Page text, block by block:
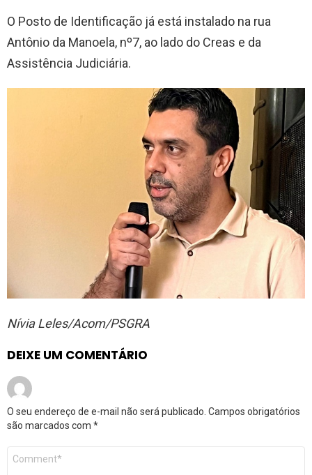
O Posto de Identificação já está instalado na rua
Antônio da Manoela, nº7, ao lado do Creas e da
Assistência Judiciária.
Nívia Leles/Acom/PSGRA
DEIXE UM COMENTÁRIO
O seu endereço de e-mail não será publicado. Campos obrigatórios
são marcados com *
Comentário